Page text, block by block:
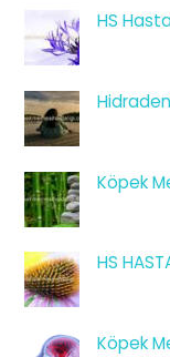
HS
Köpek
HS
Köpek